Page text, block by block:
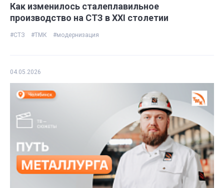
Как изменилось сталеплавильное
производство на СТЗ в ХХI столетии
#СТЗ #ТМК #модернизация
04.05.2026